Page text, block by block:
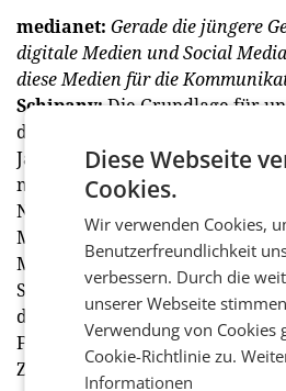
medianet: Gerade die jüngere
digitale Medien und Social
diese Medien für die
Schipany:Die Grundlage für
die jährliche
Jahr in die Studie einen
mit hineingenommen. Das
Nutzung, sondern es zählt auch
Meinungsbildung. Und die
Mediendiskursstudie hat nun
Soziale Netzwerke deutlich
dienlich sind als für die
Für uns ist allerdings primär
Zielgruppenerreichung wichtig
Diese Webseite
Cookies.
Wir verwenden Cookies,
Benutzerfreundlichkeit
verbessern. Durch die
unserer Webseite
Verwendung von Cookies
Cookie-Richtlinie zu.
Informationen